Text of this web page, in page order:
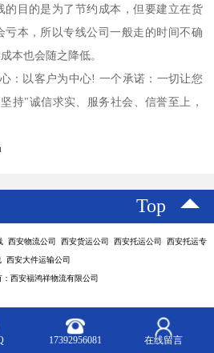
的目的是为了节约成本，但要建立在货
亏本，所以专线公司一般走的时间不确
本也会随之降低。
：以客户为中心! 一个承诺：一切让您
持"诚信求实、服务社会、信誉至上，
Top
西安物流公司 西安货运公司 西安托运公司 西安托运专
西安大件运输公司
：西安福鸿祥物流有限公司
17392956081 在线留言